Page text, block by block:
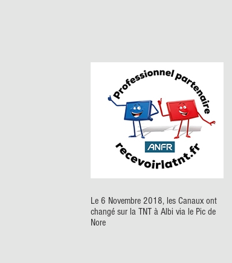
Le 6 Novembre 2018, les Canaux ont
changé sur la TNT à Albi via le Pic de
Nore